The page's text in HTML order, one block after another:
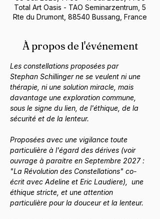
Total Art Oasis - TAO Seminarzentrum, 5
Rte du Drumont, 88540 Bussang, France
À propos de l'événement
Les constellations proposées par
Stephan Schillinger ne se veulent ni une
thérapie, ni une solution miracle, mais
davantage une exploration commune,
sous le signe du lien, de l'éthique, de la
sécurité et de la lenteur.
Proposées avec une vigilance toute
particulière à l'égard des dérives (voir
ouvrage à paraitre en Septembre 2027 :
"La Révolution des Constellations" co-
écrit avec Adeline et Eric Laudiere),  une
éthique stricte, et une attention
particulière pour la douceur et la lenteur.